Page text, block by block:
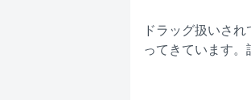
ドラッグ扱いさ
ってきています。